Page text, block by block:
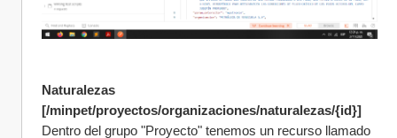
Naturalezas
[/minpet/proyectos/organizaciones/naturalezas/{id}]
Dentro del grupo "Proyecto" tenemos un recurso llamado